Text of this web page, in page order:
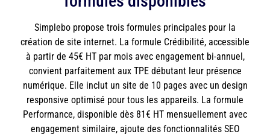
Simplebo propose trois formules principales pour la
création de site internet. La formule Crédibilité, accessible
à partir de 45€ HT par mois avec engagement bi-annuel,
convient parfaitement aux TPE débutant leur présence
numérique. Elle inclut un site de 10 pages avec un design
responsive optimisé pour tous les appareils. La formule
Performance, disponible dès 81€ HT mensuellement avec
engagement similaire, ajoute des fonctionnalités SEO